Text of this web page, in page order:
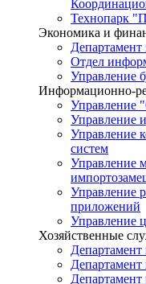
Технопарк
Экономика и
Отдел
Управление
Информационно-
Управление
Управление
Управление
систем
Управление
Управление
приложений
Управление
Хозяйственные
Департамент